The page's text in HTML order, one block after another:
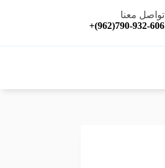
تواصل معنا
790-932-606(962)+